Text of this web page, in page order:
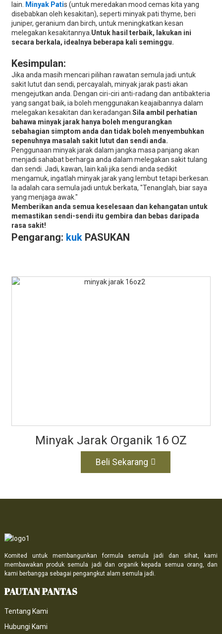
lain. Minyak Patis (untuk meredakan mood cemas kita yang
disebabkan oleh kesakitan), seperti minyak pati thyme, beri
juniper, geranium dan birch, untuk meningkatkan kesan
melegakan kesakitannya.Untuk hasil terbaik, lakukan ini
secara berkala, idealnya beberapa kali seminggu.
Kesimpulan:
Jika anda masih mencari pilihan rawatan semula jadi untuk
sakit lutut dan sendi, percayalah, minyak jarak pasti akan
mengejutkan anda. Dengan ciri-ciri anti-radang dan antibakteria
yang sangat baik, ia boleh menggunakan keajaibannya dalam
melegakan kesakitan dan keradangan.Sila ambil perhatian
bahawa minyak jarak hanya boleh mengurangkan
sebahagian simptom anda dan tidak boleh menyembuhkan
sepenuhnya masalah sakit lutut dan sendi anda.
Penggunaan minyak jarak dalam jangka masa panjang akan
menjadi sahabat berharga anda dalam melegakan sakit tulang
dan sendi. Jadi, kawan, lain kali jika sendi anda sedikit
mengamuk, ingatlah minyak jarak yang lembut tetapi berkesan.
Ia adalah cara semula jadi untuk berkata, "Tenanglah, biar saya
yang menjaga awak."
Memberikan anda semua keselesaan dan kehangatan untuk
memastikan sendi-sendi itu gembira dan bebas daripada
rasa sakit!
Pengarang: kukPASUKAN
Minyak Jarak Organik 16 OZ
Beli Sekarang
Komited untuk membangunkan formula semula jadi dan sihat, kami
membawakan produk semula jadi dan organik kepada semua orang, dan
kami berbangga sebagai pengangkut alam semula jadi.
PAUTAN PANTAS
Tentang Kami
Hubungi Kami